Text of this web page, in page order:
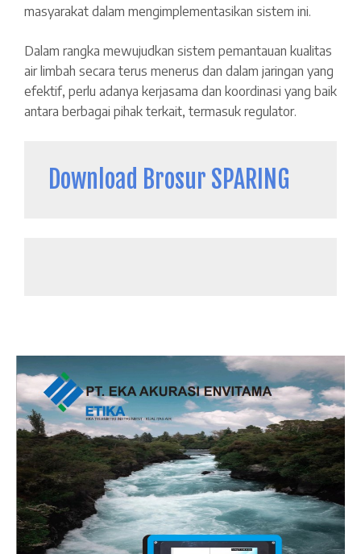
masyarakat dalam mengimplementasikan sistem ini.
Dalam rangka mewujudkan sistem pemantauan kualitas
air limbah secara terus menerus dan dalam jaringan yang
efektif, perlu adanya kerjasama dan koordinasi yang baik
antara berbagai pihak terkait, termasuk regulator.
Download Brosur SPARING